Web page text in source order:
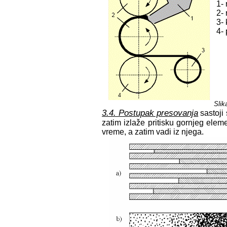
1-
2-
3-
4-
3.4. Postupak presovanja sastoji
zatim izlaže pritisku gornjeg
vreme, a zatim vadi iz njega.